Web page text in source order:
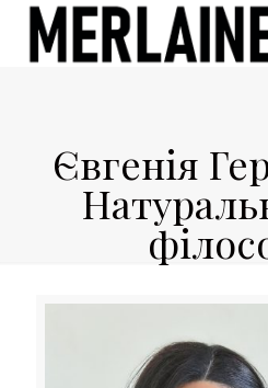
Євгенія